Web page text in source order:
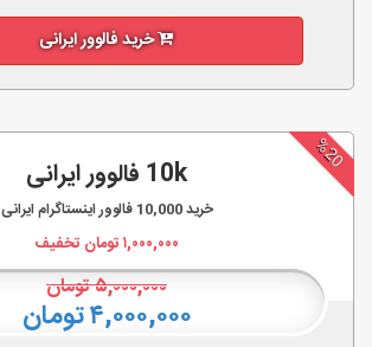
خرید فالوور ایرانی
%20
10k فالوور ایرانی
خرید10,000 فالوور اینستاگرام ایرانی
۱,۰۰۰,۰۰۰تومان تخفیف
۵,۰۰۰,۰۰۰تومان
۴,۰۰۰,۰۰۰ تومان